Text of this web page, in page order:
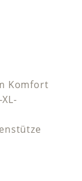
Komfort